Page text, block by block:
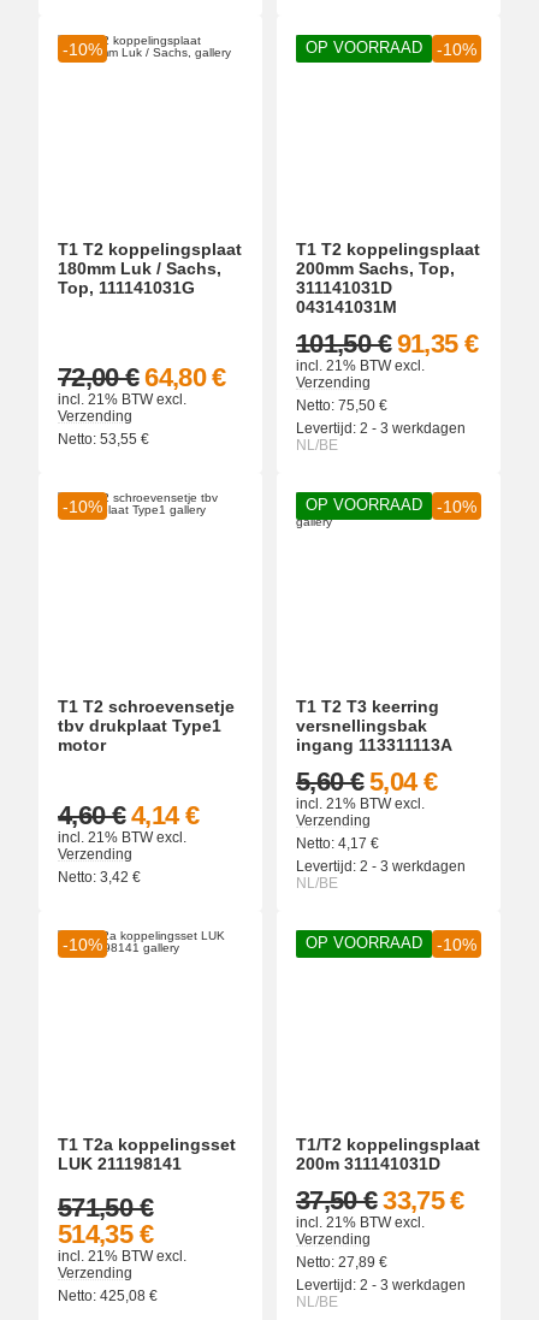
-10%
T1 T2 koppelingsplaat
180mm Luk / Sachs,
Top, 111141031G
64,80 €
72,00 €
incl. 21% BTWexcl.
Verzending
Netto: 53,55 €
OP VOORRAAD -10%
T1 T2 koppelingsplaat
200mm Sachs, Top,
311141031D
043141031M
91,35 €
101,50 €
incl. 21% BTWexcl.
Verzending
Netto: 75,50 €
Levertijd: 2 - 3 werkdagen
NL/BE
-10%
T1 T2 schroevensetje
tbv drukplaat Type1
motor
4,14 €
4,60 €
incl. 21% BTWexcl.
Verzending
Netto: 3,42 €
OP VOORRAAD -10%
T1 T2 T3 keerring
versnellingsbak
ingang 113311113A
5,04 €
5,60 €
incl. 21% BTWexcl.
Verzending
Netto: 4,17 €
Levertijd: 2 - 3 werkdagen
NL/BE
-10%
T1 T2a koppelingsset
LUK 211198141
514,35 €
571,50 €
incl. 21% BTWexcl.
Verzending
Netto: 425,08 €
OP VOORRAAD -10%
T1/T2 koppelingsplaat
200m 311141031D
33,75 €
37,50 €
incl. 21% BTWexcl.
Verzending
Netto: 27,89 €
Levertijd: 2 - 3 werkdagen
NL/BE